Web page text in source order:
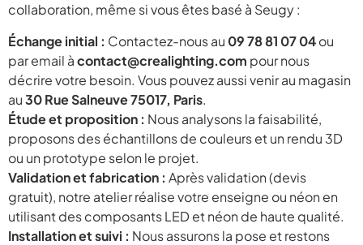
collaboration, même si vous êtes basé à Seugy :
Échange initial : Contactez-nous au 09 78 81 07 04ou
par email àcontact@crealighting.com pour nous
décrire votre besoin. Vous pouvez aussi venir au magasin
au30 Rue Salneuve 75017, Paris.
Étude et proposition : Nous analysons la faisabilité,
proposons des échantillons de couleurs et un rendu 3D
ou un prototype selon le projet.
Validation et fabrication : Après validation (devis
gratuit), notre atelier réalise votre enseigne ou néon en
utilisant des composants LED et néon de haute qualité.
Installation et suivi : Nous assurons la pose et restons